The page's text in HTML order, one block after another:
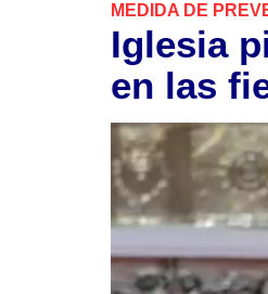
MEDIDA DE
Iglesia
en las